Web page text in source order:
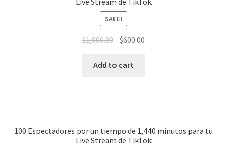
SALE!
$1,000.00 $600.00
Add to cart
100 Espectadores por un tiempo de 1,440 minutos para tu
Live Stream de TikTok